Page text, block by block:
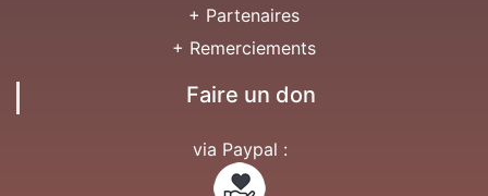
+ Partenaires
+ Remerciements
Faire un don
via Paypal :